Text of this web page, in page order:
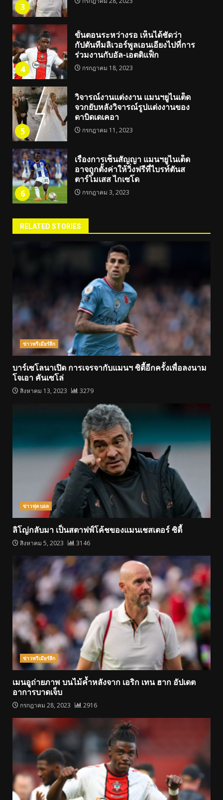
3
4
ขั้นตอนระหว่างรอ เห็นได้ชัดว่า
กัปตันทีมลิเวอร์พูลเอนเอียงไปที่การ
ร่วมงานกับอัล-เอตติแฟ็ก
กรกฎาคม 18, 2023
5
วิจารณ์งานแต่งงาน แมนฯยูไนเต็ด
จวกยับหลังวิจารณ์รูปแต่งงานของ
ดาบิดเดเคอา
กรกฎาคม 11, 2023
6
เรื่องการเซ็นสัญญา แมนฯยูไนเต็ด
อาจถูกตั้งค่าให้วิ่งฟรีที่ไบรท์ตันส
ตาร์โมเสส ไกเซโด
กรกฎาคม 3, 2023
RELATED STORIES
ข่าวพรีเมียร์ลีก
บาร์เซโลนาเปิด การเจรจากับแมนฯ ซิตี้อีกครั้งเพื่อลงนาม
โจเอา คันเซโล่
สิงหาคม 13, 2023 3279
ข่าวฟุตบอล
ลิโญ่กลับมา เป็นสตาฟฟ์โค้ชของแมนเชสเตอร์ ซิตี้
สิงหาคม 5, 2023 3146
ข่าวพรีเมียร์ลีก
เมนอูถ่ายภาพ บนไม้ค้ำหลังจาก เอริก เทน ฮาก อัปเดต
อาการบาดเจ็บ
กรกฎาคม 28, 2023 2916